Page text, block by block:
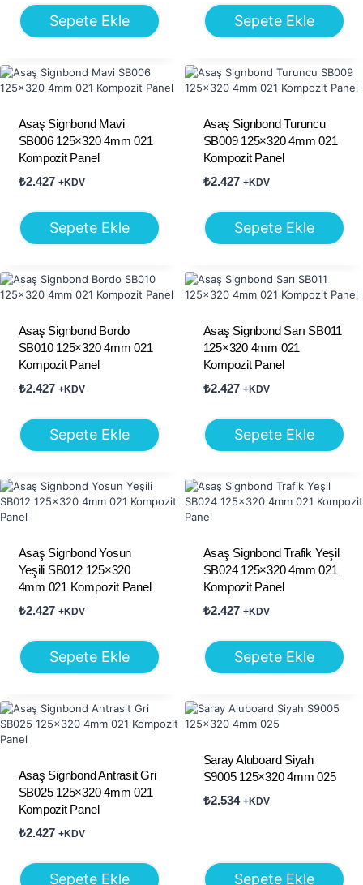
Sepete Ekle Sepete Ekle
Asaş Signbond Mavi
SB006 125×320 4mm 021
Kompozit Panel
₺2.427 +KDV
Sepete Ekle
Asaş Signbond Turuncu
SB009 125×320 4mm 021
Kompozit Panel
₺2.427 +KDV
Sepete Ekle
Asaş Signbond Bordo
SB010 125×320 4mm 021
Kompozit Panel
₺2.427 +KDV
Sepete Ekle
Asaş Signbond Sarı SB011
125×320 4mm 021
Kompozit Panel
₺2.427 +KDV
Sepete Ekle
Asaş Signbond Yosun
Yeşili SB012 125×320
4mm 021 Kompozit Panel
₺2.427 +KDV
Sepete Ekle
Asaş Signbond Trafik Yeşil
SB024 125×320 4mm 021
Kompozit Panel
₺2.427 +KDV
Sepete Ekle
Asaş Signbond Antrasit Gri
SB025 125×320 4mm 021
Kompozit Panel
₺2.427 +KDV
Sepete Ekle
Saray Aluboard Siyah
S9005 125×320 4mm 025
₺2.534 +KDV
Sepete Ekle